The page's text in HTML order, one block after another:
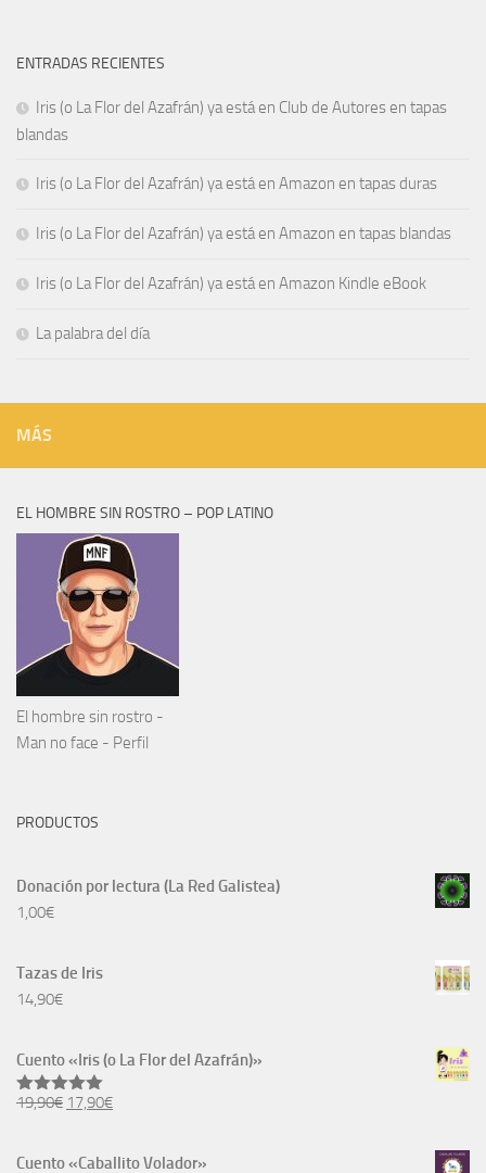
ENTRADAS RECIENTES
Iris (o La Flor del Azafrán) ya está en Club de Autores en tapas
blandas
Iris (o La Flor del Azafrán) ya está en Amazon en tapas duras
Iris (o La Flor del Azafrán) ya está en Amazon en tapas blandas
Iris (o La Flor del Azafrán) ya está en Amazon Kindle eBook
La palabra del día
MÁS
EL HOMBRE SIN ROSTRO – POP LATINO
El hombre sin rostro -
Man no face - Perfil
PRODUCTOS
Donación por lectura (La Red Galistea)
1,00€
Tazas de Iris
14,90€
Cuento «Iris (o La Flor del Azafrán)»
Valorado
19,90€ El
original
17,90€El
actual
Cuento «Caballito Volador»